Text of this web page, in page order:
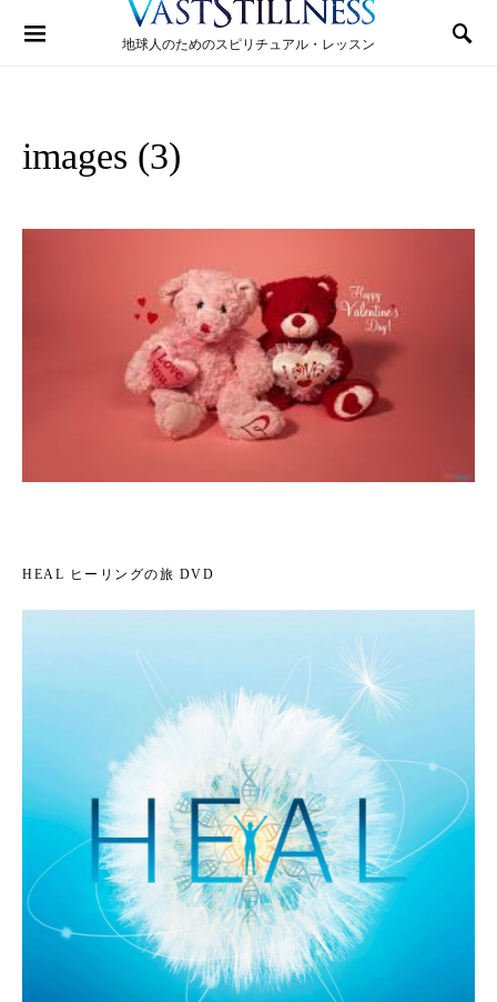
地球人のためのスピリチュアル・レッスン
Search for:
images (3)
HEAL ヒーリングの旅 DVD